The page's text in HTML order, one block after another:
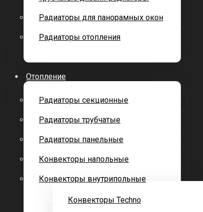
Радиаторы для панорамных окон
Радиаторы отопления
Отопление
Радиаторы секционные
Радиаторы трубчатые
Радиаторы панельные
Конвекторы напольные
Конвекторы внутрипольные
Конвекторы Techno